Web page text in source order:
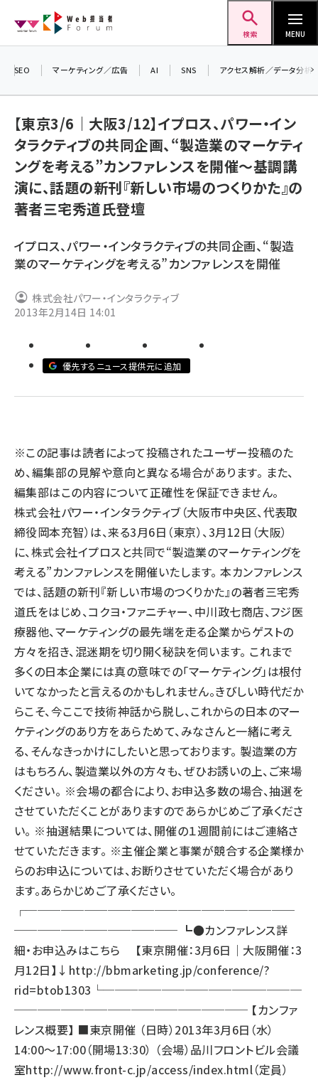
ン
検索 MENU
seo (3538)
ai (2820)
youtube (2444)
note (2322)
セミナー (2315)
z世代 (1629)
meo (1281)
llmo (1167)
SEO マーケティング／広告 AI SNS アクセス解析／データ分析
【東京3/6｜大阪3/12】イプロス、パワー・イン
タラクティブの共同企画、“製造業のマーケティ
ングを考える”カンファレンスを開催～基調講
演に、話題の新刊『新しい市場のつくりかた』の
著者三宅秀道氏登壇
イプロス、パワー・インタラクティブの共同企画、“製造
業のマーケティングを考える”カンファレンスを開催
株式会社パワー・インタラクティブ
2013年2月14日 14:01
優先するニュース提供元に追加
※この記事は読者によって投稿されたユーザー投稿のた
め、編集部の見解や意向と異なる場合があります。 また、
編集部はこの内容について正確性を保証できません。
株式会社パワー・インタラクティブ（大阪市中央区、代表取
締役岡本充智）は、来る3月6日（東京）、3月12日（大阪）
に、株式会社イプロスと共同で“製造業のマーケティングを
考える”カンファレンスを開催いたします。 本カンファレンス
では、話題の新刊『新しい市場のつくりかた』の著者三宅秀
道氏をはじめ、コクヨ・ファニチャー、中川政七商店、フジ医
療器他、マーケティングの最先端を走る企業からゲストの
方々を招き、混迷期を切り開く秘訣を伺います。 これまで
多くの日本企業には真の意味での「マーケティング」は根付
いてなかったと言えるのかもしれません。きびしい時代だか
らこそ、今ここで技術神話から脱し、これからの日本のマー
ケティングのあり方をあらためて、みなさんと一緒に考え
る、そんなきっかけにしたいと思っております。 製造業の方
はもちろん、製造業以外の方々も、ぜひお誘いの上、ご来場
ください。 ※会場の都合により、お申込多数の場合、抽選を
させていただくことがありますのであらかじめご了承くださ
い。 ※抽選結果については、開催の１週間前にはご連絡さ
せていただきます。 ※主催企業と事業が競合する企業様か
らのお申込については、お断りさせていただく場合があり
ます。あらかじめご了承ください。
┌───────────────────────
────────────── ┗●カンファレンス詳
細・お申込みはこちら 【東京開催：3月6日｜大阪開催：3
月12日】↓ http://bbmarketing.jp/conference/?
rid=btob1303 └─────────────────
──────────────────── 【カンファ
レンス概要】 ■東京開催 （日時）2013年3月6日（水）
14:00～17:00（開場13:30） （会場）品川フロントビル会議
室http://www.front-c.jp/access/index.html（定員）